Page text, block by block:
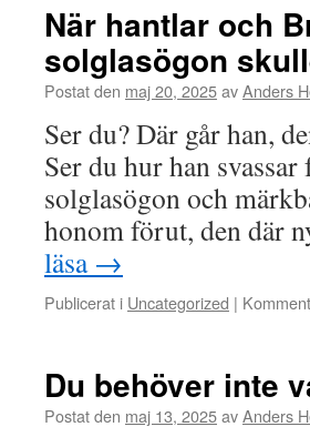
När hantlar och
solglasögon
Postat den maj 20, 2025avAnders
Ser du? Där går han,
Ser du hur han
solglasögon och
honom förut, den där
läsa →
Publicerat i Uncategorized |
Du behöver inte
Postat den maj 13, 2025avAnders